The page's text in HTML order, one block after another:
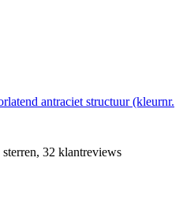
antraciet structuur (kleurnr.
32 klantreviews